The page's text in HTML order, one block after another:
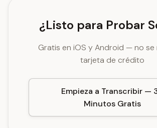
¿Listo para Probar
Gratis en iOS y Android — no se
tarjeta de crédito
Empieza a Transcribir —
Minutos Gratis